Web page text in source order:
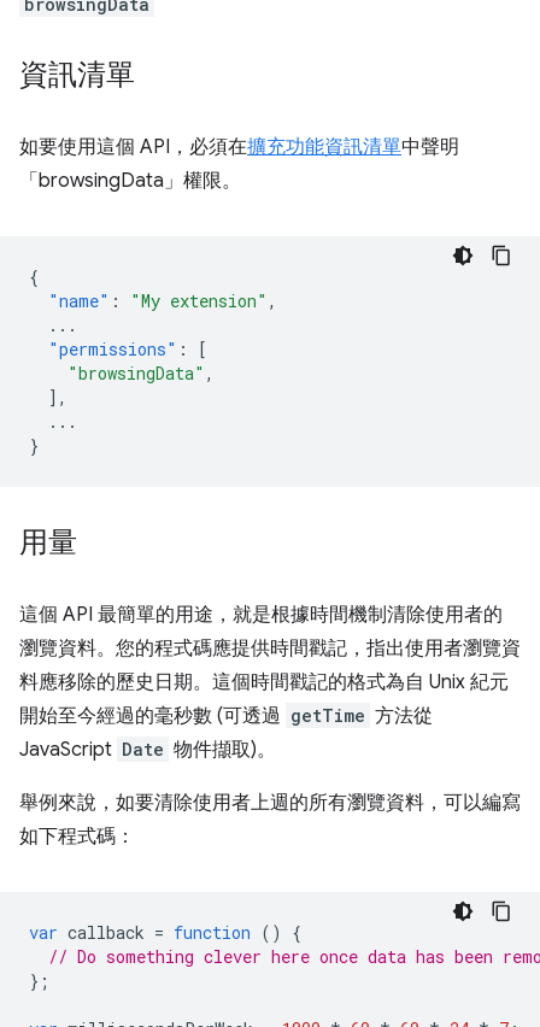
資訊清單
如要使用這個 API，必須在擴充功能資訊清單中聲明
「browsingData」權限。
{
"name" : "My extension" ,
...
"permissions" :
[
"browsingData" ,
],
...
}
用量
這個 API 最簡單的用途，就是根據時間機制清除使用者的
瀏覽資料。您的程式碼應提供時間戳記，指出使用者瀏覽資
料應移除的歷史日期。這個時間戳記的格式為自 Unix 紀元
開始至今經過的毫秒數 (可透過 getTime 方法從
JavaScript Date 物件擷取)。
舉例來說，如要清除使用者上週的所有瀏覽資料，可以編寫
如下程式碼：
var callback = function ()
{
// Do something clever here once data has been
};